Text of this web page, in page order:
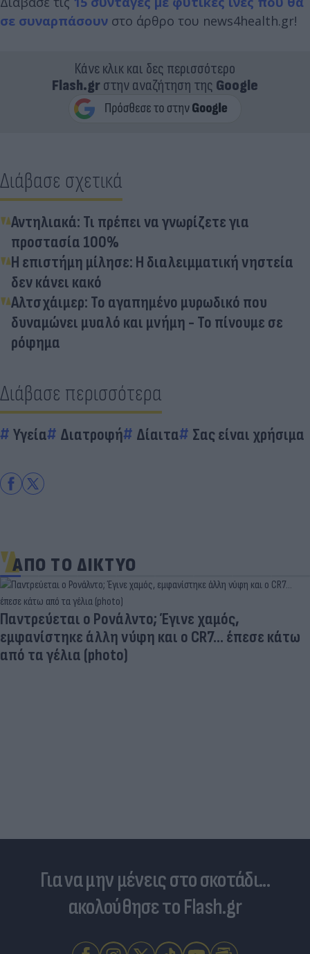
σε συναρπάσουν στο άρθρο του news4health.gr!
Κάνε κλικ και δες περισσότερο
Flash.grστην αναζήτηση της Google
Διάβασε σχετικά
Αντηλιακά: Τι πρέπει να γνωρίζετε για
προστασία 100%
Η επιστήμη μίλησε: Η διαλειμματική νηστεία
δεν κάνει κακό
Αλτσχάιμερ: Το αγαπημένο μυρωδικό που
δυναμώνει μυαλό και μνήμη - Το πίνουμε σε
ρόφημα
Διάβασε περισσότερα
Υγεία Διατροφή Δίαιτα Σας είναι χρήσιμα
ΑΠΟ ΤΟ ΔΙΚΤΥΟ
Για να μην μένεις στο σκοτάδι...
ακολούθησε το Flash.gr